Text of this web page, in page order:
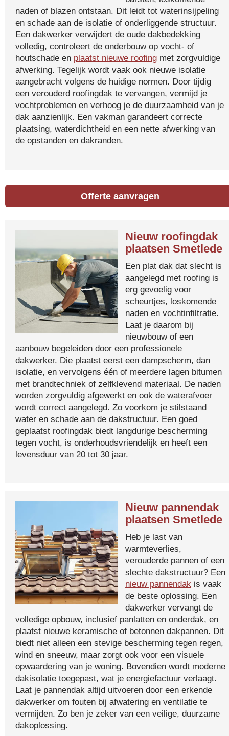
naden of blazen ontstaan. Dit leidt tot waterinsijpeling
en schade aan de isolatie of onderliggende structuur.
Een dakwerker verwijdert de oude dakbedekking
volledig, controleert de onderbouw op vocht- of
houtschade en plaatst nieuwe roofing met zorgvuldige
afwerking. Tegelijk wordt vaak ook nieuwe isolatie
aangebracht volgens de huidige normen. Door tijdig
een verouderd roofingdak te vervangen, vermijd je
vochtproblemen en verhoog je de duurzaamheid van je
dak aanzienlijk. Een vakman garandeert correcte
plaatsing, waterdichtheid en een nette afwerking van
de opstanden en dakranden.
Offerte aanvragen
Nieuw roofingdak
plaatsen Smetlede
Een plat dak dat slecht is
aangelegd met roofing is
erg gevoelig voor
scheurtjes, loskomende
naden en vochtinfiltratie.
Laat je daarom bij
nieuwbouw of een
aanbouw begeleiden door een professionele
dakwerker. Die plaatst eerst een dampscherm, dan
isolatie, en vervolgens één of meerdere lagen bitumen
met brandtechniek of zelfklevend materiaal. De naden
worden zorgvuldig afgewerkt en ook de waterafvoer
wordt correct aangelegd. Zo voorkom je stilstaand
water en schade aan de dakstructuur. Een goed
geplaatst roofingdak biedt langdurige bescherming
tegen vocht, is onderhoudsvriendelijk en heeft een
levensduur van 20 tot 30 jaar.
Nieuw pannendak
plaatsen Smetlede
Heb je last van
warmteverlies,
verouderde pannen of een
slechte dakstructuur? Een
nieuw pannendak is vaak
de beste oplossing. Een
dakwerker vervangt de
volledige opbouw, inclusief panlatten en onderdak, en
plaatst nieuwe keramische of betonnen dakpannen. Dit
biedt niet alleen een stevige bescherming tegen regen,
wind en sneeuw, maar zorgt ook voor een visuele
opwaardering van je woning. Bovendien wordt moderne
dakisolatie toegepast, wat je energiefactuur verlaagt.
Laat je pannendak altijd uitvoeren door een erkende
dakwerker om fouten bij afwatering en ventilatie te
vermijden. Zo ben je zeker van een veilige, duurzame
dakoplossing.